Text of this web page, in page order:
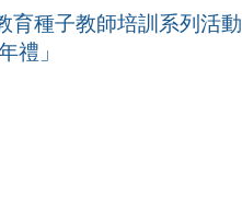
育種子教師培訓系列活動
禮」